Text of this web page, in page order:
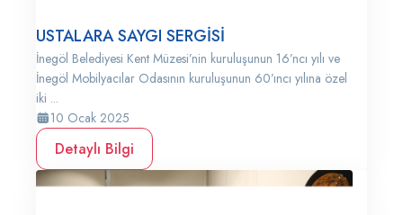
USTALARA SAYGI SERGİSİ
İnegöl Belediyesi Kent Müzesi’nin kuruluşunun 16’ncı yılı ve
İnegöl Mobilyacılar Odasının kuruluşunun 60’ıncı yılına özel
iki ...
10 Ocak 2025
Detaylı Bilgi